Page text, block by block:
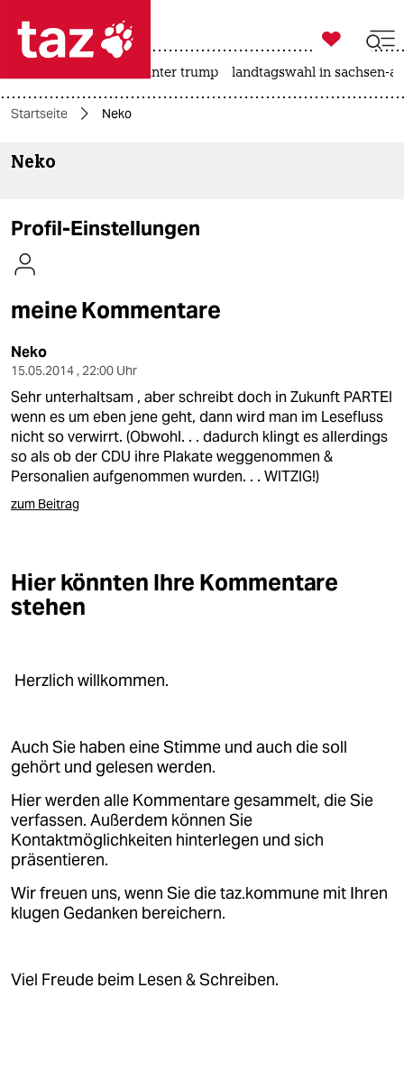

themen
kultur
sport
berlin
nord
wahrheit
veranstaltungen
abo
genossenschaft
epaper login

taz zahl ich
usa unter trump landtagswahl in sachsen-
Startseite Neko
Neko
Profil-Einstellungen
meine Kommentare
Neko
15.05.2014 , 22:00 Uhr
Sehr unterhaltsam , aber schreibt doch in Zukunft PARTEI
wenn es um eben jene geht, dann wird man im Lesefluss
nicht so verwirrt. (Obwohl. . . dadurch klingt es allerdings
so als ob der CDU ihre Plakate weggenommen &
Personalien aufgenommen wurden. . . WITZIG!)
zum Beitrag
Hier könnten Ihre Kommentare
stehen
Herzlich willkommen.
Auch Sie haben eine Stimme und auch die soll
gehört und gelesen werden.
Hier werden alle Kommentare gesammelt, die Sie
verfassen. Außerdem können Sie
Kontaktmöglichkeiten hinterlegen und sich
präsentieren.
Wir freuen uns, wenn Sie die taz.kommune mit Ihren
klugen Gedanken bereichern.
Viel Freude beim Lesen & Schreiben.